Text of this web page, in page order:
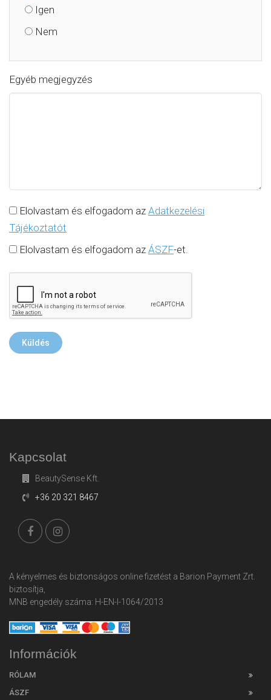
Igen
Nem
Egyéb megjegyzés
Elolvastam és elfogadom az Adatkezelési
Tájékoztatót
Elolvastam és elfogadom az ÁSZF-et.
Kapcsolat
BeautySense Kft.
+36 20 321 8467
A kényelmes és biztonságos online fizetést a Barion Payment Zrt.
biztosítja,
MNB engedély száma: H-EN-I-1064/2013
Információk
RÓLAM
ÁSZF